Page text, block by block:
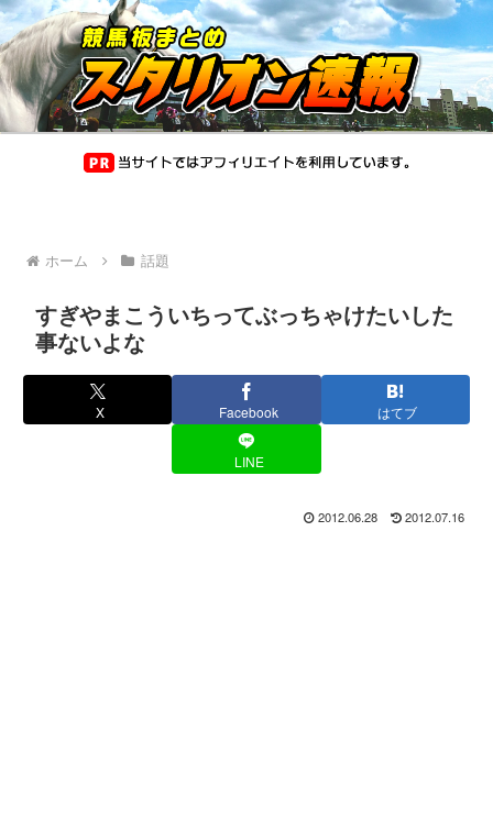
ホーム 話題
すぎやまこういちってぶっちゃけたいした
事ないよな
X Facebook はてブ
LINE
2012.06.28 2012.07.16